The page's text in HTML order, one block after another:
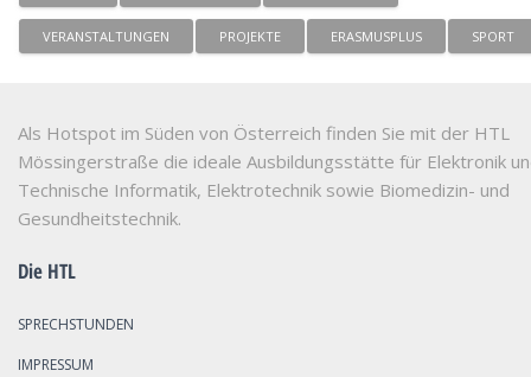
VERANSTALTUNGEN PROJEKTE ERASMUSPLUS SPORT
Als Hotspot im Süden von Österreich finden Sie mit der HTL
Mössingerstraße die ideale Ausbildungsstätte für Elektronik
Technische Informatik, Elektrotechnik sowie Biomedizin- und
Gesundheitstechnik.
Die HTL
SPRECHSTUNDEN
IMPRESSUM